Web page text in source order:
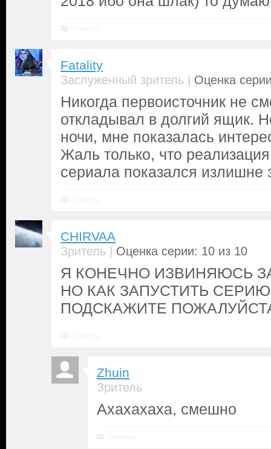
Fatality
Заслуженный зритель | Оценка
Никогда первоисточник не
откладывал в долгий ящик.
ночи, мне показалась
Жаль только, что
сериала показался излишне
CHIRVAA
Зритель | Оценка серии: 10 из 10
Я КОНЕЧНО ИЗВИНЯЮСЬ
НО КАК ЗАПУСТИТЬ
ПОДСКАЖИТЕ
Zhuin
Зритель
Ахахахаха, смешно